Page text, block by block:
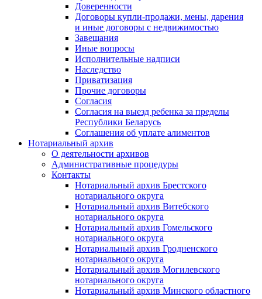
Доверенности
Договоры купли-продажи, мены, дарения
и иные договоры с недвижимостью
Завещания
Иные вопросы
Исполнительные надписи
Наследство
Приватизация
Прочие договоры
Согласия
Согласия на выезд ребенка за пределы
Республики Беларусь
Соглашения об уплате алиментов
Нотариальный архив
О деятельности архивов
Административные процедуры
Контакты
Нотариальный архив Брестского
нотариального округа
Нотариальный архив Витебского
нотариального округа
Нотариальный архив Гомельского
нотариального округа
Нотариальный архив Гродненского
нотариального округа
Нотариальный архив Могилевского
нотариального округа
Нотариальный архив Минского областного